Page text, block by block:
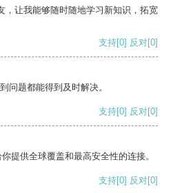
，让我能够随时随地学习新知识，拓宽
支持[0] 反对[0]
问题都能得到及时解决。
支持[0] 反对[0]
提供全球覆盖和最高安全性的连接。
支持[0] 反对[0]